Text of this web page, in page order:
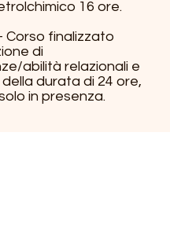
16 ore.
Corso finalizzato
di
abilità relazionali e
durata di 24 ore,
in presenza.